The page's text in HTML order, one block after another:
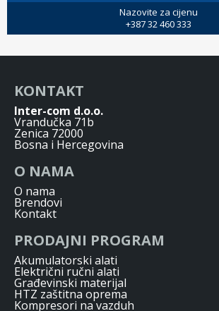
Nazovite za cijenu
+387 32 460 333
KONTAKT
Inter-com d.o.o.
Vrandučka 71b
Zenica 72000
Bosna i Hercegovina
O NAMA
O nama
Brendovi
Kontakt
PRODAJNI PROGRAM
Akumulatorski alati
Električni ručni alati
Građevinski materijal
HTZ zaštitna oprema
Kompresori na vazduh